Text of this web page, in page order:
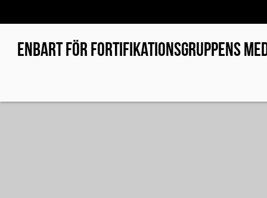
ENBART FÖR FORTIFIKATIONSGRUPPENS